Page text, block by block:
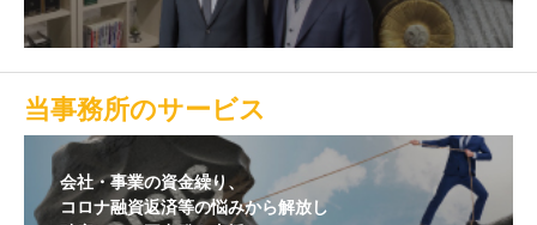
当事務所のサービス
会社・事業の資金繰り、
コロナ融資返済等の悩みから解放し